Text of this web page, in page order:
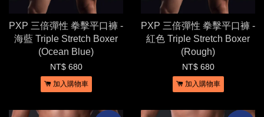
PXP 三倍彈性 拳擊平口褲 -
海藍 Triple Stretch Boxer
(Ocean Blue)
NT$ 680
加入購物車
PXP 三倍彈性 拳擊平口褲 -
紅色 Triple Stretch Boxer
(Rough)
NT$ 680
加入購物車